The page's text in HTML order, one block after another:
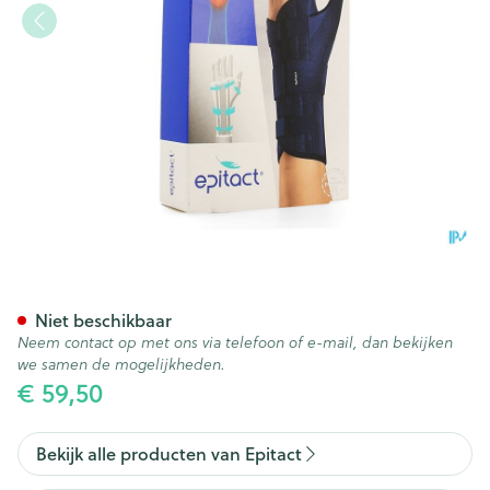
€ 59,50
Niet beschikbaar
Neem contact op met ons via telefoon of e-mail, dan bekijken
we samen de mogelijkheden.
Bekijk alle producten van Epitact